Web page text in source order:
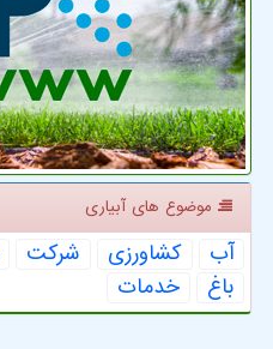
موضوع های آبیاری
آب كشاورزی شركت
باغ
خدمات